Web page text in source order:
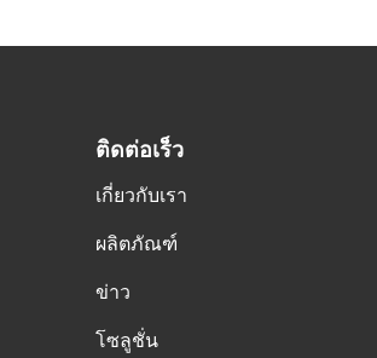
ติดต่อเร็ว
เกี่ยวกับเรา
ผลิตภัณฑ์
ข่าว
โซลูชั่น